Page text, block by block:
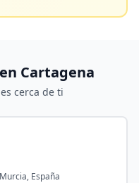
Cartagena
cerca de ti
España